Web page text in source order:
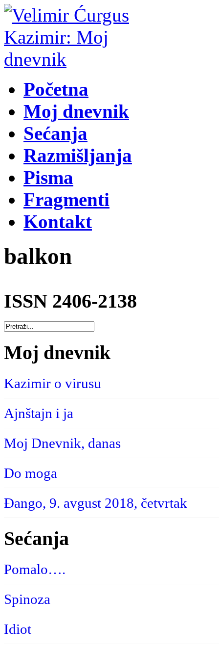
Početna
Moj dnevnik
Sećanja
Razmišljanja
Pisma
Fragmenti
Kontakt
balkon
ISSN 2406-2138
Moj dnevnik
Kazimir o virusu
Ajnštajn i ja
Moj Dnevnik, danas
Do moga
Đango, 9. avgust 2018, četvrtak
Sećanja
Pomalo….
Spinoza
Idiot